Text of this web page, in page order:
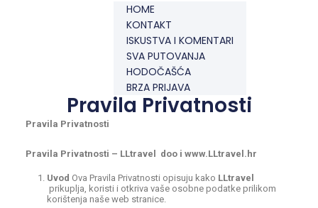
HOME
KONTAKT
ISKUSTVA I KOMENTARI
SVA PUTOVANJA
HODOČAŠĆA
BRZA PRIJAVA
Pravila Privatnosti
Pravila Privatnosti
Pravila Privatnosti – LLtravel doo i www.LLtravel.hr
Uvod Ova Pravila Privatnosti opisuju kako LLtravel
prikuplja, koristi i otkriva vaše osobne podatke prilikom
korištenja naše web stranice.